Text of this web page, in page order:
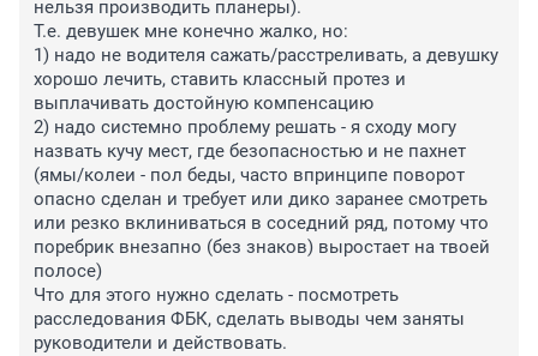
нельзя производить планеры).
Т.е. девушек мне конечно жалко, но:
1) надо не водителя сажать/расстреливать, а девушку
хорошо лечить, ставить классный протез и
выплачивать достойную компенсацию
2) надо системно проблему решать - я сходу могу
назвать кучу мест, где безопасностью и не пахнет
(ямы/колеи - пол беды, часто впринципе поворот
опасно сделан и требует или дико заранее смотреть
или резко вклиниваться в соседний ряд, потому что
поребрик внезапно (без знаков) выростает на твоей
полосе)
Что для этого нужно сделать - посмотреть
расследования ФБК, сделать выводы чем заняты
руководители и действовать.